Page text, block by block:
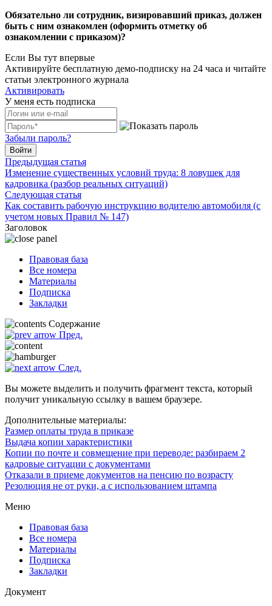
Обязательно ли сотрудник, визировавший приказ, должен
быть с ним ознакомлен (оформить отметку об
ознакомлении с приказом)?
Если Вы тут впервые
Активируйте бесплатную демо-подписку на 24 часа и читайте
статьи электронного журнала
Активировать
У меня есть подписка
Забыли пароль?
Войти
Предыдущая статья
Изменение существенных условий труда: 8 ловушек для
кадровика (разбор реальных ситуаций)
Следующая статья
Как составить рабочую инструкцию водителю автомобиля (с
учетом новых Правил № 147)
Заголовок
Правовая база
Все номера
Материалы
Подписка
Закладки
Содержание
Пред.
След.
Вы можете выделить и получить фрагмент текста, который
получит уникальную ссылку в вашем браузере.
Дополнительные материалы:
Размер оплаты труда в приказе
Выдача копии характеристики
Копии по почте и совмещение при переводе: разбираем 2
кадровые ситуации с документами
Отказали в приеме документов на пенсию по возрасту
Резолюция не от руки, а с использованием штампа
Меню
Правовая база
Все номера
Материалы
Подписка
Закладки
Документ